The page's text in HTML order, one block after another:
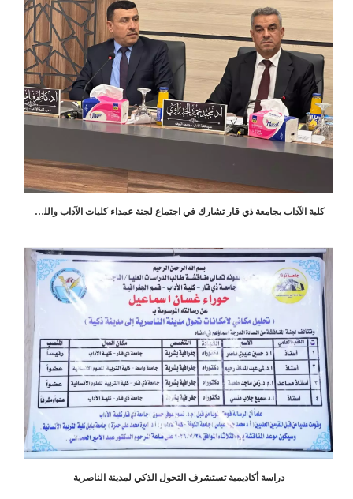
كلية الآداب بجامعة ذي قار تشارك في اجتماع لجنة عمداء كليات الآداب واللغات في العراق
دراسة أكاديمية تستشرف التحول الذكي لمدينة الناصرية